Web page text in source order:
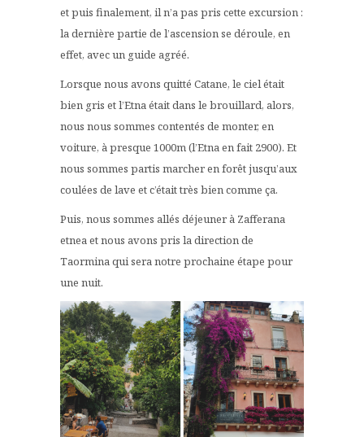
et puis finalement, il n’a pas pris cette excursion :
la dernière partie de l’ascension se déroule, en
effet, avec un guide agréé.
Lorsque nous avons quitté Catane, le ciel était
bien gris et l’Etna était dans le brouillard, alors,
nous nous sommes contentés de monter, en
voiture, à presque 1000m (l’Etna en fait 2900). Et
nous sommes partis marcher en forêt jusqu’aux
coulées de lave et c’était très bien comme ça.
Puis, nous sommes allés déjeuner à Zafferana
etnea et nous avons pris la direction de
Taormina qui sera notre prochaine étape pour
une nuit.